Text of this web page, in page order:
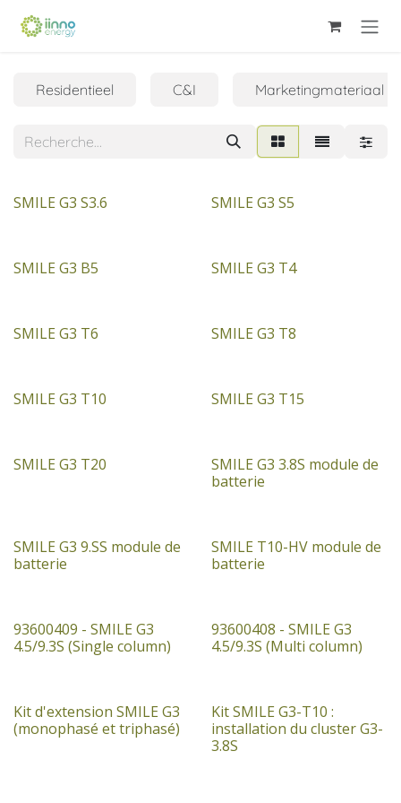
Residentieel C&I Marketingmateriaal
SMILE G3 S3.6 SMILE G3 S5
SMILE G3 B5 SMILE G3 T4
SMILE G3 T6 SMILE G3 T8
SMILE G3 T10 SMILE G3 T15
SMILE G3 T20
SMILE G3 3.8S module de
batterie
SMILE G3 9.SS module de
batterie
Stockverkoop
SMILE T10-HV module de
batterie
93600409 - SMILE G3
4.5/9.3S (Single column)
93600408 - SMILE G3
4.5/9.3S (Multi column)
Kit d'extension SMILE G3
(monophasé et triphasé)
Kit SMILE G3-T10 :
installation du cluster G3-
3.8S